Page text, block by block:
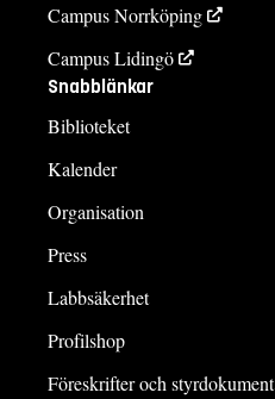
Campus Norrköping
Campus Lidingö
Snabblänkar
Biblioteket
Kalender
Organisation
Press
Labbsäkerhet
Profilshop
Föreskrifter och styrdokument